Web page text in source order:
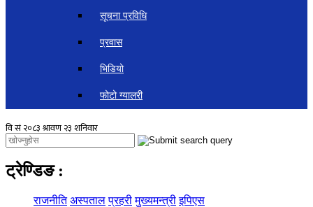
सूचना प्रविधि
प्रवास
भिडियो
फोटो ग्यालरी
ट्रेण्डिङ :
राजनीति अस्पताल प्रहरी मुख्यमन्त्री इपिएस